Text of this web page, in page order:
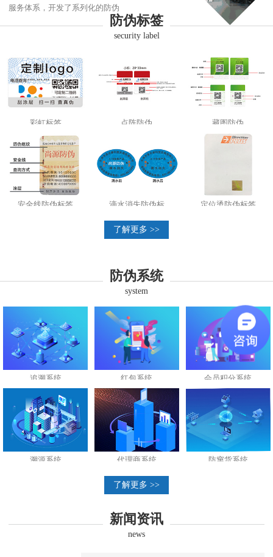
服务体系，开发了系列化的防伪
产品，以难仿制、易识别、优成
本的技术，经受住了市场的严酷
防伪标签
security label
彩虹标签 点阵防伪 藏图防伪
安全线防伪标签 滴水消失防伪标 定位烫防伪标签
了解更多 >>
防伪系统
system
追溯系统 红包系统 会员积分系统
溯源系统 代理商系统 防窜货系统
了解更多 >>
新闻资讯
news